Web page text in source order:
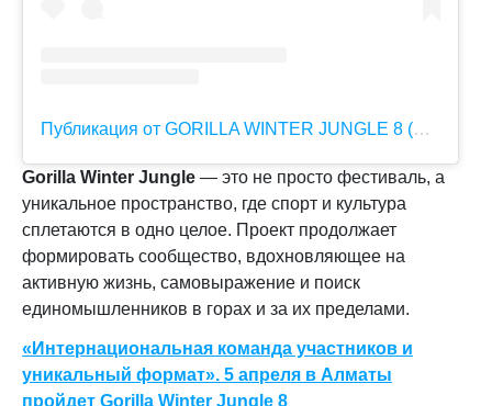
Публикация от GORILLA WINTER JUNGLE 8 (@winterjungle)
Gorilla Winter Jungle — это не просто фестиваль, а
уникальное пространство, где спорт и культура
сплетаются в одно целое. Проект продолжает
формировать сообщество, вдохновляющее на
активную жизнь, самовыражение и поиск
единомышленников в горах и за их пределами.
«Интернациональная команда участников и
уникальный формат». 5 апреля в Алматы
пройдет Gorilla Winter Jungle 8